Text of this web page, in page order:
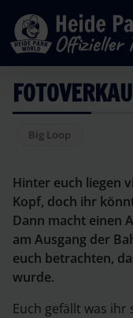
Big Loop
Hinter euch liegen
Kopf, doch ihr
Dann macht einen
am Ausgang der
euch betrachten,
wurde.
Euch gefällt was ihr